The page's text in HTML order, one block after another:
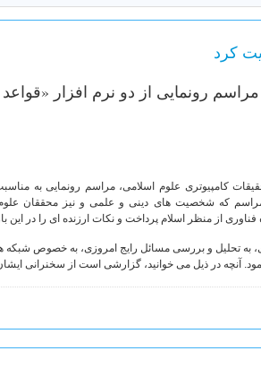
کرد
رونمایی از دو نرم افزار
مرکز تحقیقات کامپیوتری علوم اسلامی، مراسم رونمایی به
که شخصیت های دینی و علمی و نیز محققان علوم
از منظر اسلام پرداخت و نکات ارزنده ای را در این
به تحلیل و بررسی مسائل رایج امروزی، به خصوص شبکه
آنچه در ذیل می خوانید، گزارشی است از سخنرانی